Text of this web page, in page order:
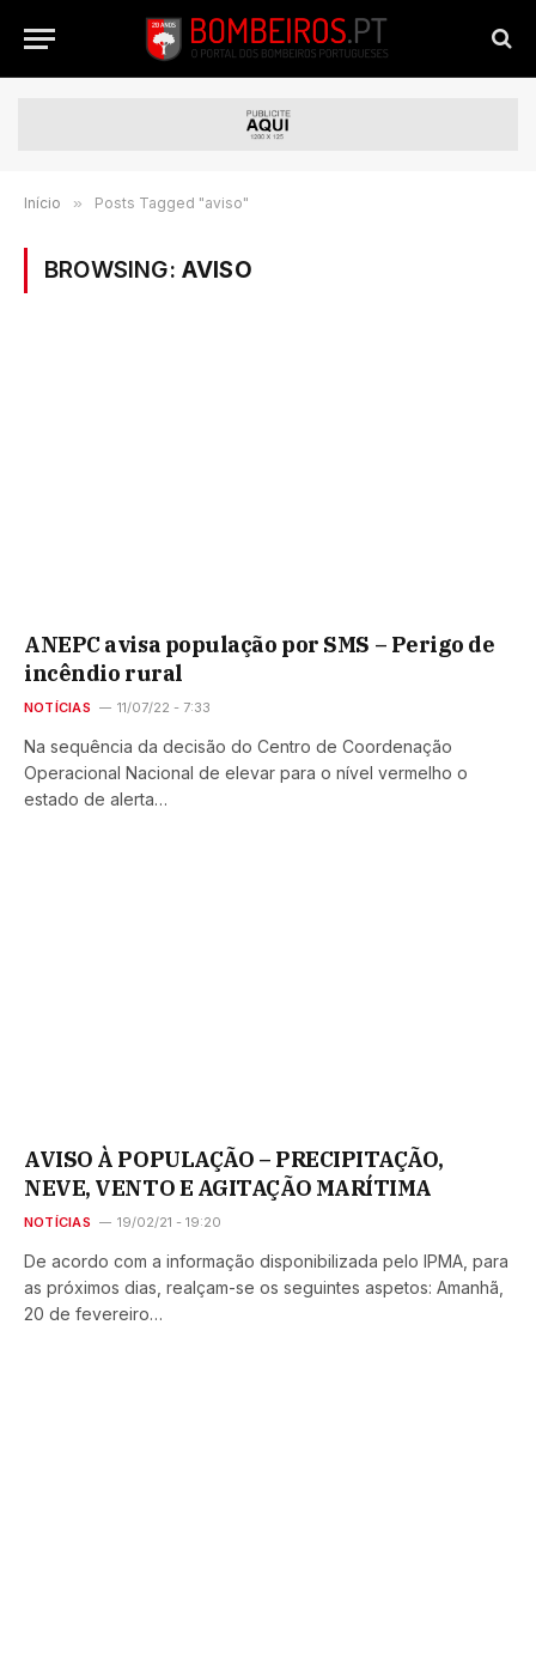
Início » Posts Tagged "aviso"
BROWSING: AVISO
ANEPC avisa população por SMS – Perigo de
incêndio rural
NOTÍCIAS 11/07/22 - 7:33
Na sequência da decisão do Centro de Coordenação
Operacional Nacional de elevar para o nível vermelho o
estado de alerta…
AVISO À POPULAÇÃO – PRECIPITAÇÃO,
NEVE, VENTO E AGITAÇÃO MARÍTIMA
NOTÍCIAS 19/02/21 - 19:20
De acordo com a informação disponibilizada pelo IPMA, para
as próximos dias, realçam-se os seguintes aspetos: Amanhã,
20 de fevereiro…